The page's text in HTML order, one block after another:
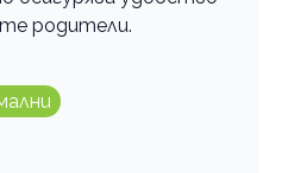
родители.